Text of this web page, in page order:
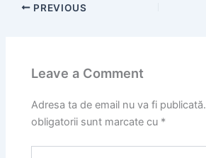
PREVIOUS
Leave a Comment
Adresa ta de email nu va fi publicată.
obligatorii sunt marcate cu *